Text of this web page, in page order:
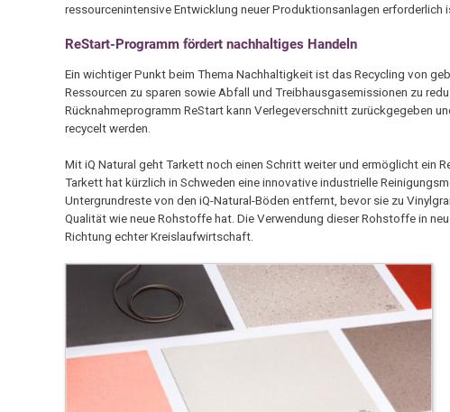
ressourcenintensive Entwicklung neuer Produktionsanlagen erforderlich
ReStart-Programm fördert nachhaltiges Handeln
Ein wichtiger Punkt beim Thema Nachhaltigkeit ist das Recycling von
Ressourcen zu sparen sowie Abfall und Treibhausgasemissionen zu
Rücknahmeprogramm ReStart kann Verlegeverschnitt zurückgegeben
recycelt werden.
Mit iQ Natural geht Tarkett noch einen Schritt weiter und ermöglicht ein
Tarkett hat kürzlich in Schweden eine innovative industrielle
Untergrundreste von den iQ-Natural-Böden entfernt, bevor sie zu
Qualität wie neue Rohstoffe hat. Die Verwendung dieser Rohstoffe in
Richtung echter Kreislaufwirtschaft.